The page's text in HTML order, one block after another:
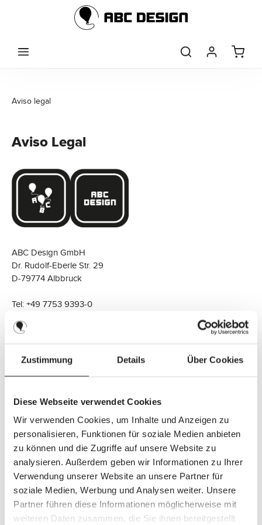
Zustimmung Details Über Cookies
Diese Webseite verwendet Cookies
Wir verwenden Cookies, um Inhalte und Anzeigen zu
personalisieren, Funktionen für soziale Medien anbieten
zu können und die Zugriffe auf unsere Website zu
analysieren. Außerdem geben wir Informationen zu Ihrer
Verwendung unserer Website an unsere Partner für
soziale Medien, Werbung und Analysen weiter. Unsere
Partner führen diese Informationen möglicherweise mit
weiteren Daten zusammen, die Sie ihnen bereitgestellt
Saltar al contenido principal
Aviso legal
Aviso Legal
ABC Design GmbH
Dr. Rudolf-Eberle Str. 29
D-79774 Albbruck
Tel: +49 7753 9393-0
Correo electrónico:
Directores Generales:
Bernd Fischer & Jörg Zehe
N.º de identificación fiscal: DE3 19369040
Registro Mercantil: HRB 717170
Resolución extrajudicial de disputas:
No estamos dispuestos ni obligados a participar en
procedimientos de resolución de disputas ante una junta de
arbitraje de consumidores en virtud de la "Ley de Resolución